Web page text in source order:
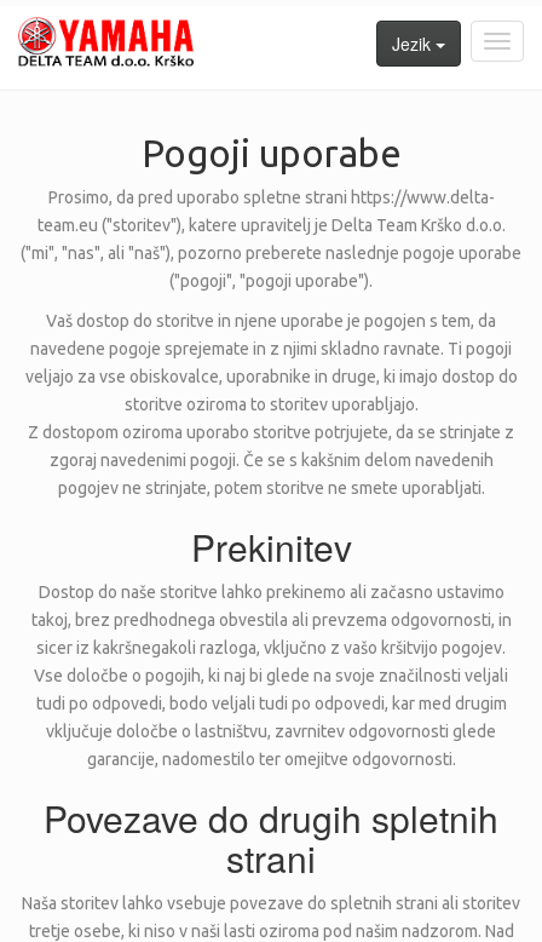
Jezik
Pogoji uporabe
Prosimo, da pred uporabo spletne strani https://www.delta-
team.eu ("storitev"), katere upravitelj je Delta Team Krško d.o.o.
("mi", "nas", ali "naš"), pozorno preberete naslednje pogoje uporabe
("pogoji", "pogoji uporabe").
Vaš dostop do storitve in njene uporabe je pogojen s tem, da
navedene pogoje sprejemate in z njimi skladno ravnate. Ti pogoji
veljajo za vse obiskovalce, uporabnike in druge, ki imajo dostop do
storitve oziroma to storitev uporabljajo.
Z dostopom oziroma uporabo storitve potrjujete, da se strinjate z
zgoraj navedenimi pogoji. Če se s kakšnim delom navedenih
pogojev ne strinjate, potem storitve ne smete uporabljati.
Prekinitev
Dostop do naše storitve lahko prekinemo ali začasno ustavimo
takoj, brez predhodnega obvestila ali prevzema odgovornosti, in
sicer iz kakršnegakoli razloga, vključno z vašo kršitvijo pogojev.
Vse določbe o pogojih, ki naj bi glede na svoje značilnosti veljali
tudi po odpovedi, bodo veljali tudi po odpovedi, kar med drugim
vključuje določbe o lastništvu, zavrnitev odgovornosti glede
garancije, nadomestilo ter omejitve odgovornosti.
Povezave do drugih spletnih
strani
Naša storitev lahko vsebuje povezave do spletnih strani ali storitev
tretje osebe, ki niso v naši lasti oziroma pod našim nadzorom. Nad